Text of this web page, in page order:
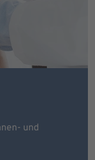
und